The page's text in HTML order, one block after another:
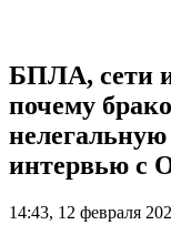
БПЛА, сети
почему
интервью с
14:43, 12 февраля